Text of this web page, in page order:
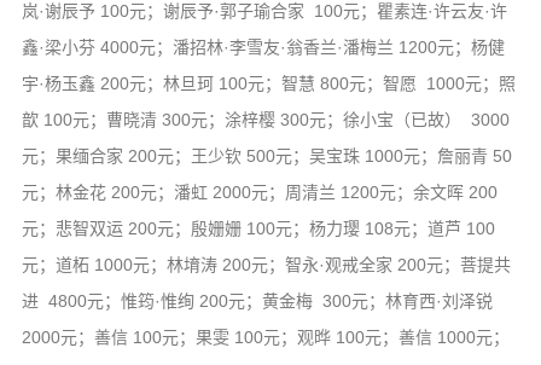
岚·谢辰予 100元；谢辰予·郭子瑜合家 100元；瞿素连·许云友·许
鑫·梁小芬 4000元；潘招林·李雪友·翁香兰·潘梅兰 1200元；杨健
宇·杨玉鑫 200元；林旦珂 100元；智慧 800元；智愿 1000元；照
歆 100元；曹晓清 300元；涂梓樱 300元；徐小宝（已故） 3000
元；果缅合家 200元；王少钦 500元；吴宝珠 1000元；詹丽青 50
元；林金花 200元；潘虹 2000元；周清兰 1200元；余文晖 200
元；悲智双运 200元；殷姗姗 100元；杨力璎 108元；道芦 100
元；道柘 1000元；林堉涛 200元；智永·观戒全家 200元；菩提共
进 4800元；惟筠·惟绚 200元；黄金梅 300元；林育西·刘泽锐
2000元；善信 100元；果雯 100元；观晔 100元；善信 1000元；